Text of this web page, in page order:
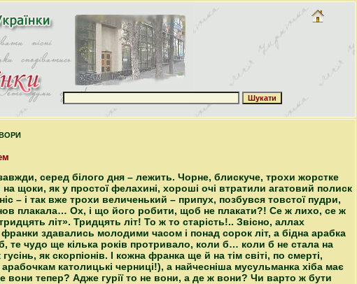
серед білого дня – лежить. Чорне, блискуче, трохи жорстке
щоки, як у простої фелахині, хороші очі втратили агатовий полиск
– і так вже трохи величенький – припух, позбувся товстої пудри,
плакала… Ох, і що його робити, щоб не плакати?! Се ж лихо, се ж
літ». Тридцять літ! То ж то старість!.. Звісно, аллах
здавались молодими часом і понад сорок літ, а бідна арабка
чудо ще кілька років протривало, коли б… коли б не стала на
як скорпіонів. І кожна франка ще й на тім світі, по смерті,
католицькі черниці!), а найчесніша мусульманка хіба має
тепер? Адже гурії то не вони, а де ж вони? Чи варто ж бути